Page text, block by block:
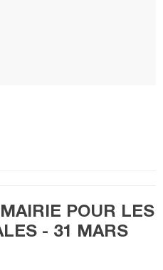
POUR LES
- 31 MARS